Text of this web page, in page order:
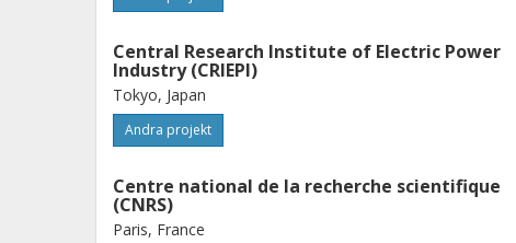
Central Research Institute of Electric Power
Industry (CRIEPI)
Tokyo, Japan
Andra projekt
Centre national de la recherche scientifique
(CNRS)
Paris, France